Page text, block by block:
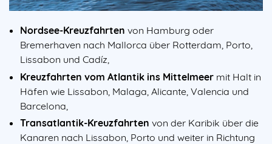
Nordsee-Kreuzfahrten von Hamburg oder
Bremerhaven nach Mallorca über Rotterdam, Porto,
Lissabon und Cadíz,
Kreuzfahrten vom Atlantik ins Mittelmeer mit Halt in
Häfen wie Lissabon, Malaga, Alicante, Valencia und
Barcelona,
Transatlantik-Kreuzfahrten von der Karibik über die
Kanaren nach Lissabon, Porto und weiter in Richtung